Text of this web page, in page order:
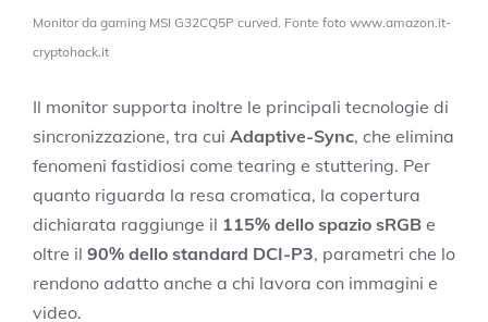
Monitor da gaming MSI G32CQ5P curved. Fonte foto www.amazon.it-
cryptohack.it
Il monitor supporta inoltre le principali tecnologie di
sincronizzazione, tra cui Adaptive-Sync, che elimina
fenomeni fastidiosi come tearing e stuttering. Per
quanto riguarda la resa cromatica, la copertura
dichiarata raggiunge il 115% dello spazio sRGB e
oltre il 90% dello standard DCI-P3, parametri che lo
rendono adatto anche a chi lavora con immagini e
video.